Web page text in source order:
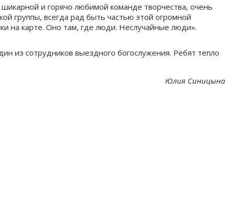
и горячо любимой команде творчества, очень
группы, всегда рад быть частью этой огромной
на карте. Оно там, где люди. Неслучайные люди».
из сотрудников выездного богослужения. Ребят тепло
Юлия Синицына